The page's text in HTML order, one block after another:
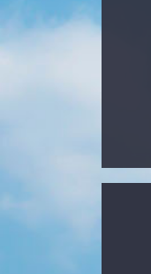
Eğitim
İskilip